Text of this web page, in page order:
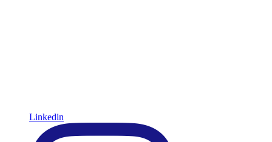
Linkedin